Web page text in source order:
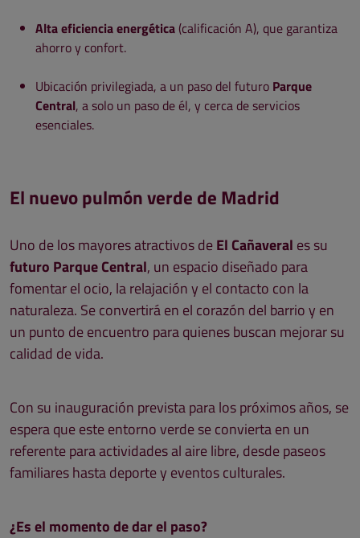
Alta eficiencia energética (calificación A), que garantiza
ahorro y confort.
Ubicación privilegiada, a un paso del futuro Parque
Central, a solo un paso de él, y cerca de servicios
esenciales.
El nuevo pulmón verde de Madrid
Uno de los mayores atractivos deEl Cañaveral es su
futuro Parque Central, un espacio diseñado para
fomentar el ocio, la relajación y el contacto con la
naturaleza. Se convertirá en el corazón del barrio y en
un punto de encuentro para quienes buscan mejorar su
calidad de vida.
Con su inauguración prevista para los próximos años, se
espera que este entorno verde se convierta en un
referente para actividades al aire libre, desde paseos
familiares hasta deporte y eventos culturales.
¿Es el momento de dar el paso?